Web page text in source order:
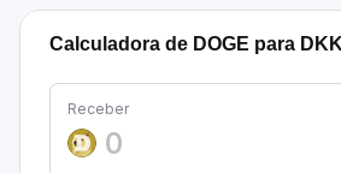
Calculadora de DOGE para DKK
Receber